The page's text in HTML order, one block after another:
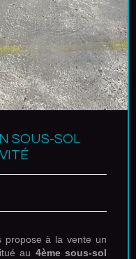
SOUS-SOL
propose à la vente un
au 4ème sous-sol